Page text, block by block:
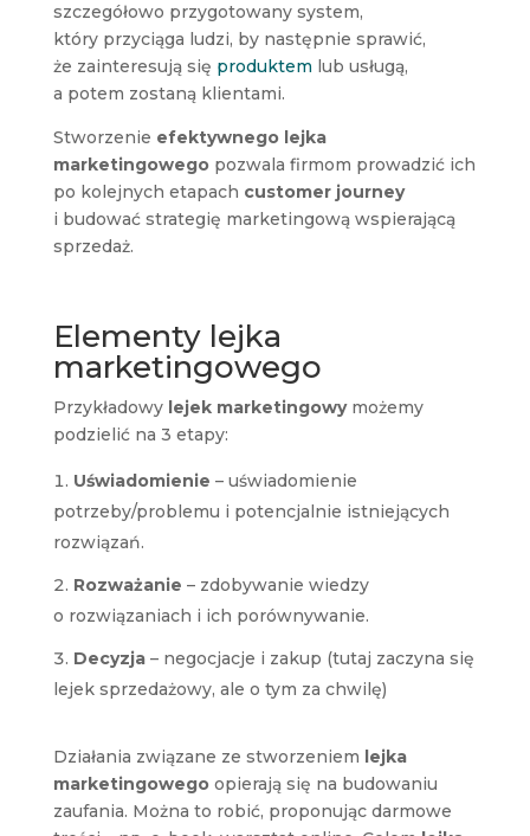
szczegółowo przygotowany system,
który przyciąga ludzi, by następnie sprawić,
że zainteresują się produktem lub usługą,
a potem zostaną klientami.
Stworzenie efektywnego lejka
marketingowegopozwala firmom prowadzić ich
po kolejnych etapach customer journey
i budować strategię marketingową wspierającą
sprzedaż.
Elementy lejka
marketingowego
Przykładowy lejek marketingowymożemy
podzielić na 3 etapy:
Uświadomienie – uświadomienie
potrzeby/problemu i potencjalnie istniejących
rozwiązań.
Rozważanie – zdobywanie wiedzy
o rozwiązaniach i ich porównywanie.
Decyzja – negocjacje i zakup (tutaj zaczyna się
lejek sprzedażowy, ale o tym za chwilę)
Działania związane ze stworzeniem lejka
marketingowegoopierają się na budowaniu
zaufania. Można to robić, proponując darmowe